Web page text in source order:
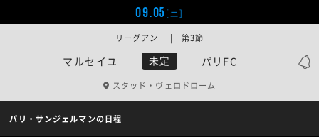
09.05[土]
マルセイユ 未定 パリFC
リーグアン | 第3節
スタッド・ヴェロドローム
パリ・サンジェルマンの日程